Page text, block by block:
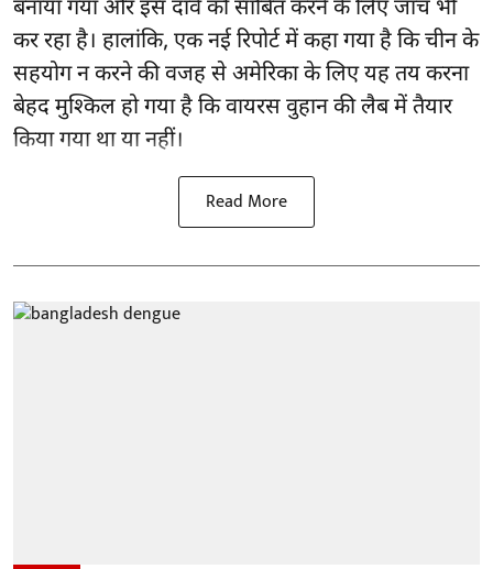
बनाया गया और इस दावे को साबित करने के लिए जांच भी
कर रहा है। हालांकि, एक नई रिपोर्ट में कहा गया है कि चीन के
सहयोग न करने की वजह से अमेरिका के लिए यह तय करना
बेहद मुश्किल हो गया है कि वायरस वुहान की लैब में तैयार
किया गया था या नहीं।
Read More